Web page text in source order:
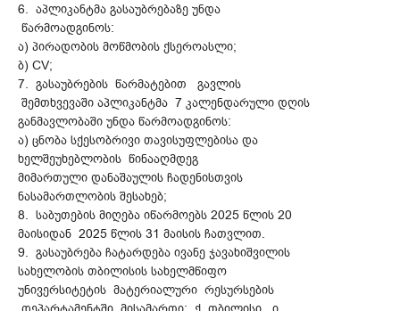
6. აპლიკანტმა გასაუბრებაზე უნდა
წარმოადგინოს:
ა) პირადობის მოწმობის ქსეროასლი;
ბ) CV;
7. გასაუბრების წარმატებით გავლის
შემთხვევაში აპლიკანტმა 7 კალენდარული დღის
განმავლობაში უნდა წარმოადგინოს:
ა) ცნობა სქესობრივი თავისუფლებისა და
ხელშეუხებლობის წინააღმდეგ
მიმართული დანაშაულის ჩადენისთვის
ნასამართლობის შესახებ;
8. საბუთების მიღება იწარმოებს 2025 წლის 20
მაისიდან 2025 წლის 31 მაისის ჩათვლით.
9. გასაუბრება ჩატარდება ივანე ჯავახიშვილის
სახელობის თბილისის სახელმწიფო
უნივერსიტეტის მატერიალური რესურსების